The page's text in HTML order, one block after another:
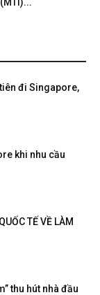
đi Singapore,
khi nhu cầu
TẾ VỀ LÀM
thu hút nhà đầu